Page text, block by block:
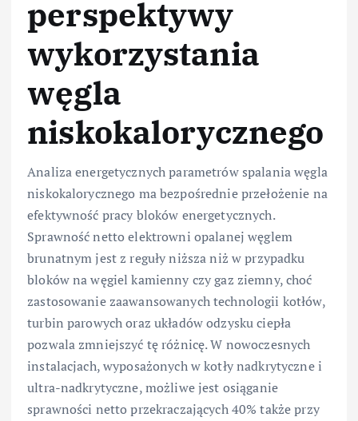
perspektywy
wykorzystania
węgla
niskokalorycznego
Analiza energetycznych parametrów spalania węgla
niskokalorycznego ma bezpośrednie przełożenie na
efektywność pracy bloków energetycznych.
Sprawność netto elektrowni opalanej węglem
brunatnym jest z reguły niższa niż w przypadku
bloków na węgiel kamienny czy gaz ziemny, choć
zastosowanie zaawansowanych technologii kotłów,
turbin parowych oraz układów odzysku ciepła
pozwala zmniejszyć tę różnicę. W nowoczesnych
instalacjach, wyposażonych w kotły nadkrytyczne i
ultra-nadkrytyczne, możliwe jest osiąganie
sprawności netto przekraczających 40% także przy